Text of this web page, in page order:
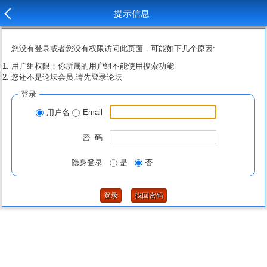
提示信息
您没有登录或者您没有权限访问此页面，可能如下几个原因:
用户组权限：你所属的用户组不能使用搜索功能
您还不是论坛会员,请先登录论坛
登录
用户名 Email
密 码
隐身登录 是 否